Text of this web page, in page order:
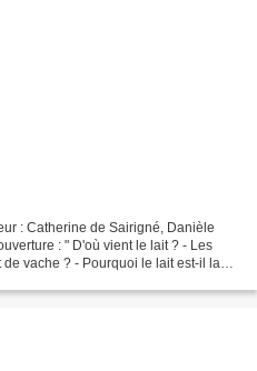
: Catherine de Sairigné, Danièle
: " D'où vient le lait ? - Les
vache ? - Pourquoi le lait est-il la